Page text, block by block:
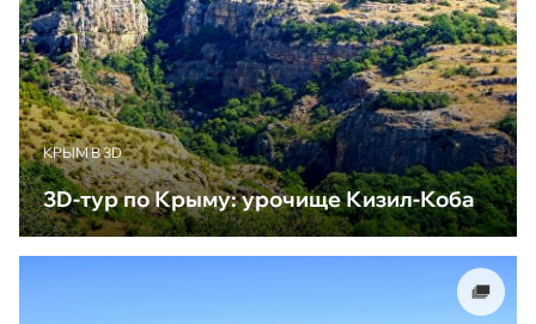
КРЫМ В 3D
3D-тур по Крыму: урочище Кизил-Коба